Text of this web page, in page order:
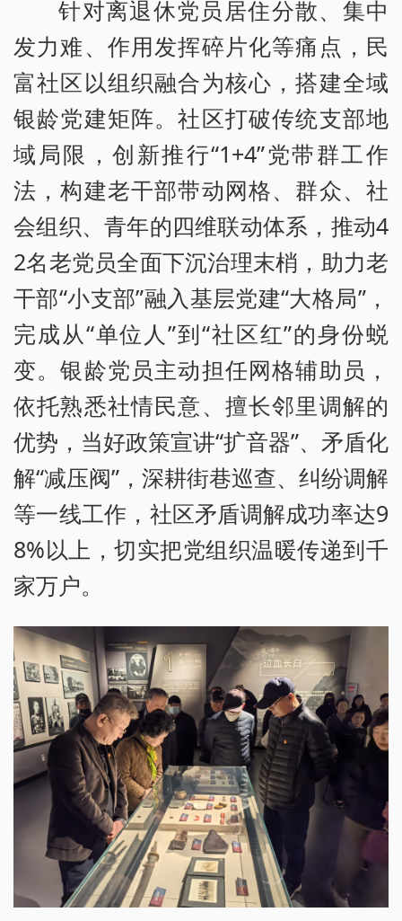
针对离退休党员居住分散、集中
发力难、作用发挥碎片化等痛点，民
富社区以组织融合为核心，搭建全域
银龄党建矩阵。社区打破传统支部地
域局限，创新推行“1+4”党带群工作
法，构建老干部带动网格、群众、社
会组织、青年的四维联动体系，推动4
2名老党员全面下沉治理末梢，助力老
干部“小支部”融入基层党建“大格局”，
完成从“单位人”到“社区红”的身份蜕
变。银龄党员主动担任网格辅助员，
依托熟悉社情民意、擅长邻里调解的
优势，当好政策宣讲“扩音器”、矛盾化
解“减压阀”，深耕街巷巡查、纠纷调解
等一线工作，社区矛盾调解成功率达9
8%以上，切实把党组织温暖传递到千
家万户。